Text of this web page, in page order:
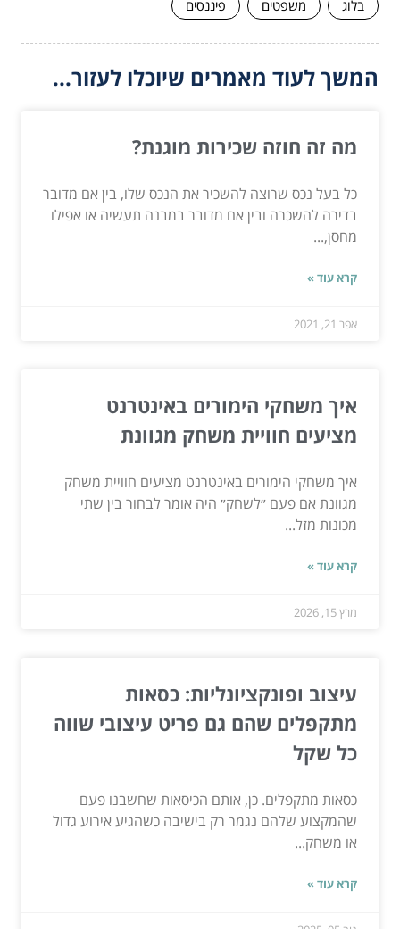
בלוג משפטים פיננסים
המשך לעוד מאמרים שיוכלו לעזור...
מה זה חוזה שכירות מוגנת?
כל בעל נכס שרוצה להשכיר את הנכס שלו, בין אם מדובר
בדירה להשכרה ובין אם מדובר במבנה תעשיה או אפילו
מחסן,...
קרא עוד »
אפר 21, 2021
איך משחקי הימורים באינטרנט
מציעים חוויית משחק מגוונת
איך משחקי הימורים באינטרנט מציעים חוויית משחק
מגוונת אם פעם ״לשחק״ היה אומר לבחור בין שתי
מכונות מזל...
קרא עוד »
מרץ 15, 2026
עיצוב ופונקציונליות: כסאות
מתקפלים שהם גם פריט עיצובי שווה
כל שקל
כסאות מתקפלים. כן, אותם הכיסאות שחשבנו פעם
שהמקצוע שלהם נגמר רק בישיבה כשהגיע אירוע גדול
או משחק...
קרא עוד »